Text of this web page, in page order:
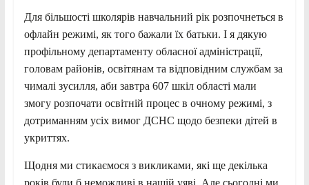
Для більшості школярів навчальний рік розпочнеться в
офлайн режимі, як того бажали їх батьки. І я дякую
профільному департаменту обласної адміністрації,
головам районів, освітянам та відповідним службам за
чималі зусилля, аби завтра 607 шкіл області мали
змогу розпочати освітній процес в очному режимі, з
дотриманням усіх вимог ДСНС щодо безпеки дітей в
укриттях.
Щодня ми стикаємося з викликами, які ще декілька
років були б неможливі в нашій уяві. Але сьогодні ми